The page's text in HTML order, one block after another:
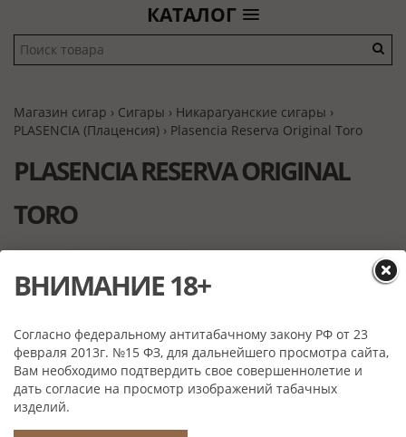
КАТАЛОГ
Магазин сигар › Сигары › Никарагуанские сигары ›
PLASENCIA (Плаценсия) › Plasencia Reserva Original Toro
PLASENCIA RESERVA ORIGINAL
TORO
ВНИМАНИЕ 18+
Согласно федеральному антитабачному закону РФ от 23
февраля 2013г. №15 ФЗ, для дальнейшего просмотра сайта,
Вам необходимо подтвердить свое совершеннолетие и
дать согласие на просмотр изображений табачных
изделий.